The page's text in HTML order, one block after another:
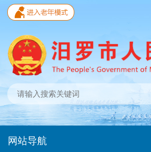
网站导航